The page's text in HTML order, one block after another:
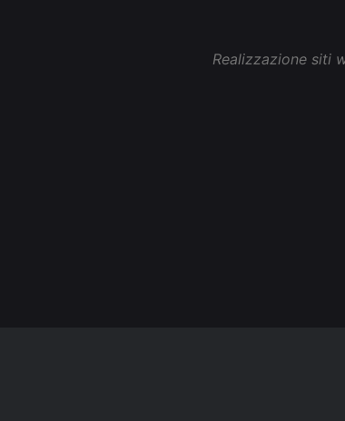
Realizzazione siti